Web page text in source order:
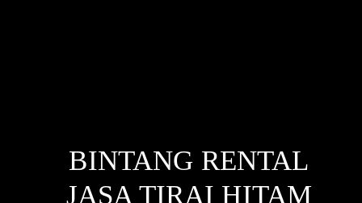
BINTANG RENTAL
JASA TIRAI HITAM